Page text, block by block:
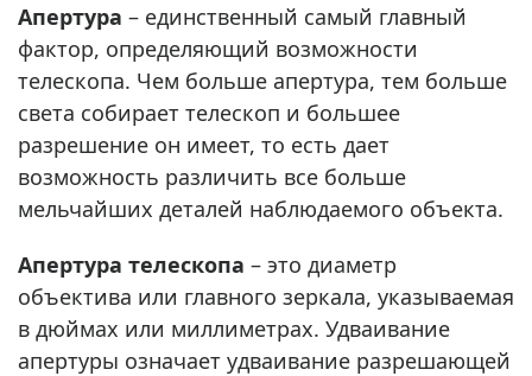
Апертура – единственный самый главный
фактор, определяющий возможности
телескопа. Чем больше апертура, тем больше
света собирает телескоп и большее
разрешение он имеет, то есть дает
возможность различить все больше
мельчайших деталей наблюдаемого объекта.
Апертура телескопа – это диаметр
объектива или главного зеркала, указываемая
в дюймах или миллиметрах. Удваивание
апертуры означает удваивание разрешающей